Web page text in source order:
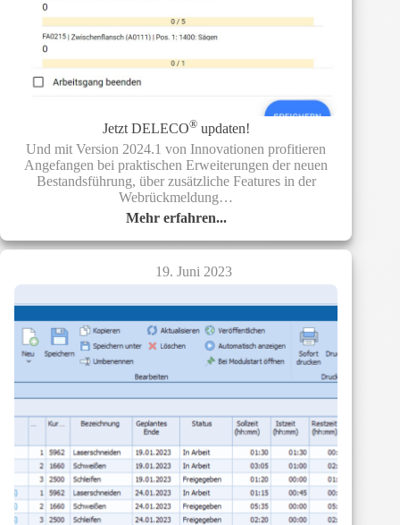
Jetzt DELECO®updaten!
Und mit Version 2024.1 von Innovationen profitieren
Angefangen bei praktischen Erweiterungen der neuen
Bestandsführung, über zusätzliche Features in der
Webrückmeldung…
Mehr erfahren...
Jetzt
DELECO
19. Juni 2023